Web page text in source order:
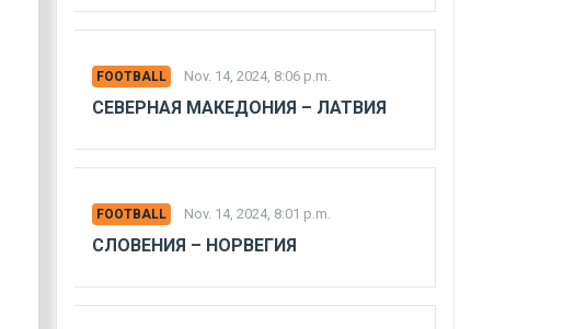
FOOTBALL Nov. 14, 2024, 8:06 p.m.
СЕВЕРНАЯ МАКЕДОНИЯ – ЛАТВИЯ
FOOTBALL Nov. 14, 2024, 8:01 p.m.
СЛОВЕНИЯ – НОРВЕГИЯ